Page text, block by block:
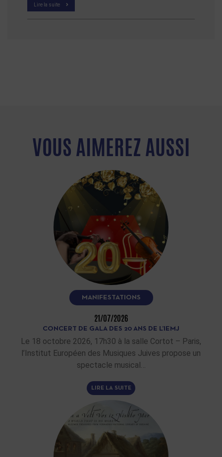
Lire la suite
VOUS AIMEREZ AUSSI
MANIFESTATIONS
21/07/2026
CONCERT DE GALA DES 20 ANS DE L’IEMJ
Le 18 octobre 2026, 17h30 à la salle Cortot – Paris,
l’Institut Européen des Musiques Juives propose un
spectacle musical…
LIRE LA SUITE